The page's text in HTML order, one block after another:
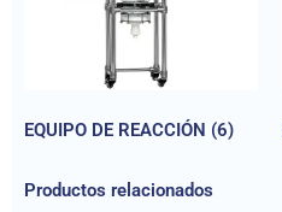
EQUIPO DE REACCIÓN (6)
Productos relacionados